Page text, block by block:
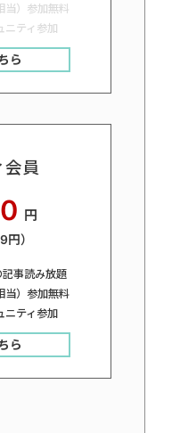
）参加無料
ニティ参加
ら
会員
円
円）
事読み放題
当）参加無料
ニティ参加
ら